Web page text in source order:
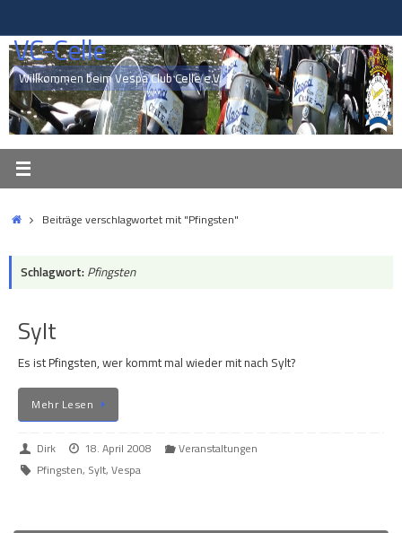
springen
VC-Celle
Willkommen beim Vespa Club Celle e.V.
StartBeiträge verschlagwortet mit "Pfingsten"
Schlagwort: Pfingsten
Sylt
Es ist Pfingsten, wer kommt mal wieder mit nach Sylt?
Mehr Lesen
Dirk 18. April 2008
Veranstaltungen
Pfingsten, Sylt, Vespa